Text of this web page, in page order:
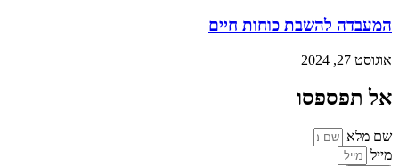
המעבדה להשבת כוחות חיים
אוגוסט 27, 2024
אל תפספסו
שם מלא
מייל